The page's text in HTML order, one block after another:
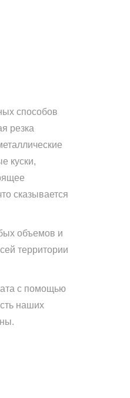
способов
резка
куски,
сказывается
объемов и
территории
с помощью
наших